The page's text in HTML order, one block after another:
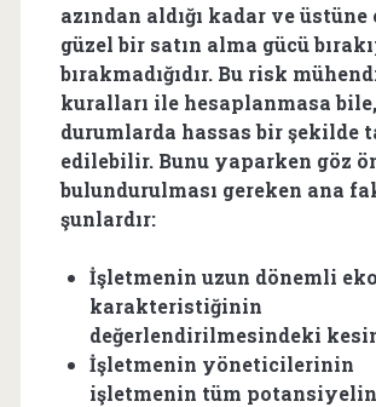
azından aldığı kadar ve
güzel bir satın alma gücü
bırakmadığıdır. Bu risk
kuralları ile hesaplanmasa bile,
durumlarda hassas bir şekilde
edilebilir. Bunu yaparken göz
bulundurulması gereken ana
şunlardır:
İşletmenin uzun dönemli
karakteristiğinin
değerlendirilmesindeki
İşletmenin yöneticilerinin
işletmenin tüm